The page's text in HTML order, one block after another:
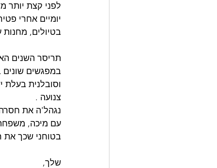
לפני קצת יותר
יומיים אחרי
בטיולים,
תריסר השנים
במפגשים
וסובלנית בעלת
צנועה .
נגהל'ה את
עם מיכה,
בטוחני שכך את
שלך,